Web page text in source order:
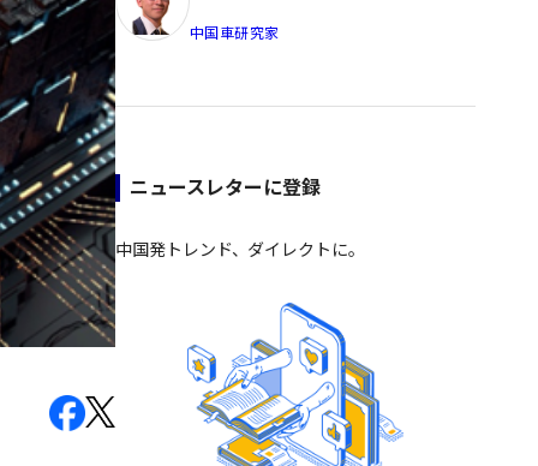
中国車研究家
ニュースレターに登録
中国発トレンド、ダイレクトに。